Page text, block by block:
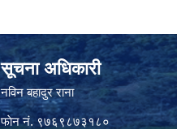
सूचना अधिकारी
नविन बहादुर राना
फाेन नं. ९७६९८७३१८०